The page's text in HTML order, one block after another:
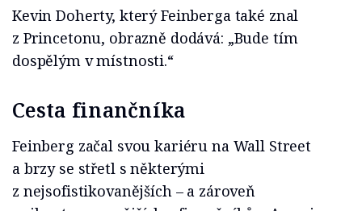
Kevin Doherty, který Feinberga také znal
z Princetonu, obrazně dodává: „Bude tím
dospělým v místnosti.“
Cesta finančníka
Feinberg začal svou kariéru na Wall Street
a brzy se střetl s některými
z nejsofistikovanějších – a zároveň